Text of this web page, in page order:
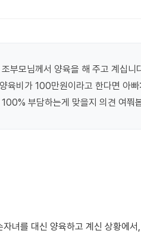
부모님께서 양육을 해 주고 계십니
육비가 100만원이라고 한다면 아
부담하는게 맞을지 의견 여쭤